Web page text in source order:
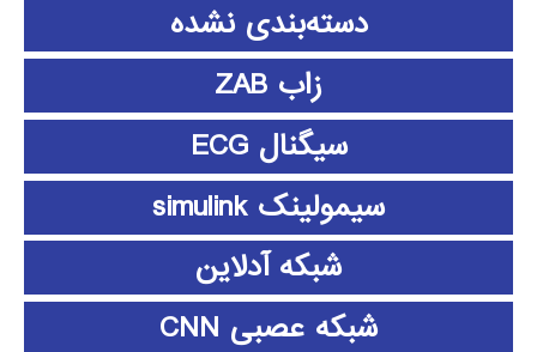
دسته‌بندی نشده
زاب ZAB
سیگنال ECG
سیمولینک simulink
شبکه آدلاین
شبکه عصبی CNN